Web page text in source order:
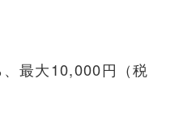
最大10,000円（税